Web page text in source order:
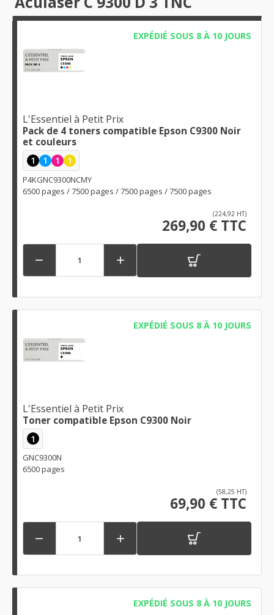
EXPÉDIÉ SOUS 8 À 10 JOURS
L'Essentiel à Petit Prix
Pack de 4 toners compatible Epson C9300 Noir
et couleurs
1 1 1 1
P4KGNC9300NCMY
6500 pages / 7500 pages / 7500 pages / 7500 pages
(224,92 HT)
269,90 € TTC
 
EXPÉDIÉ SOUS 8 À 10 JOURS
L'Essentiel à Petit Prix
Toner compatible Epson C9300 Noir
1
GNC9300N
6500 pages
(58,25 HT)
69,90 € TTC
 
EXPÉDIÉ SOUS 8 À 10 JOURS